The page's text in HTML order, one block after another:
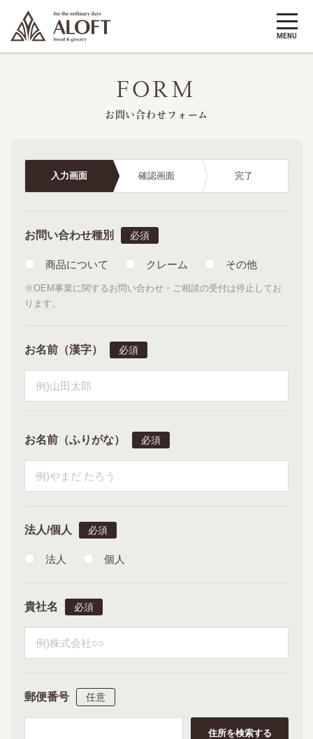
FORM
お問い合わせフォーム
入力画面 確認画面 完了
お問い合わせ種別
商品について クレーム その他
※OEM事業に関するお問い合わせ・ご相談の受付は停止してお
ります。
お名前（漢字）
お名前（ふりがな）
法人/個人
法人 個人
貴社名
郵便番号
住所を検索する